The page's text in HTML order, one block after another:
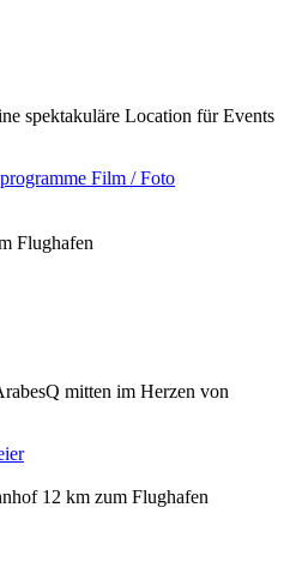
spektakuläre Location für Events
Film / Foto
Flughafen
mitten im Herzen von
12 km zum Flughafen